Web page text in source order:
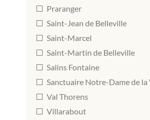
Praranger
Saint-Jean de Belleville
Saint-Marcel
Saint-Martin de Belleville
Salins Fontaine
Sanctuaire Notre-Dame de la
Val Thorens
Villarabout